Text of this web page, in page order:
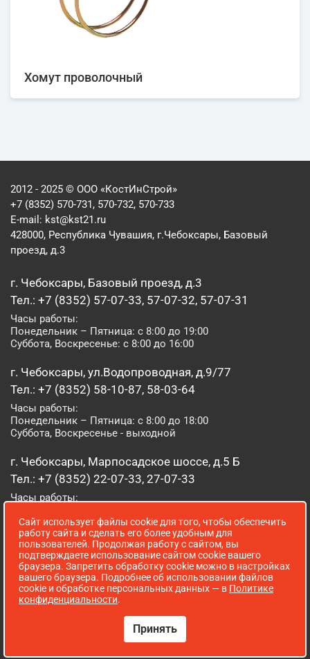
Хомут проволочный
2012 - 2025 © ООО «КостИнСтрой»
+7 (8352) 570-731, 570-732, 570-733
E-mail: kst@kst21.ru
428000, Республика Чувашия, г.Чебоксары, Базовый
проезд, д.3
г. Чебоксары, Базовый проезд, д.3
Тел.: +7 (8352) 57-07-33, 57-07-32, 57-07-31
Часы работы:
Понедельник – Пятница: с 8:00 до 19:00
Суббота, Воскресенье: с 8:00 до 16:00
г. Чебоксары, ул.Водопроводная, д.9/77
Тел.: +7 (8352) 58-10-87, 58-03-64
Часы работы:
Понедельник – Пятница: с 8:00 до 18:00
Суббота, Воскресенье - выходной
г. Чебоксары, Марпосадское шоссе, д.5 Б
Тел.: +7 (8352) 22-07-33, 27-07-33
Часы работы:
Суббота, Воскресенье: с 8:00 до 16:00
г. Йошкар-Ола, ул. Луначарского, д. 52 А
Тел.: (8362) 41-07-31
Часы работы:
Понедельник – Пятница: с 8:00 до 18:00
Сопровождение сайта WebStroy
Сайт использует файлы cookie для того, чтобы обеспечить
работу сайта и сделать его более удобным для
пользователей. Продолжая работу с сайтом, вы
подтверждаете использование сайтом cookie вашего
браузера. Запретить обработку cookie можно в настройках
вашего браузера. Подробнее об использовании файлов
cookie и обработке персональных данных — в Политике
конфиденциальности.
Принять